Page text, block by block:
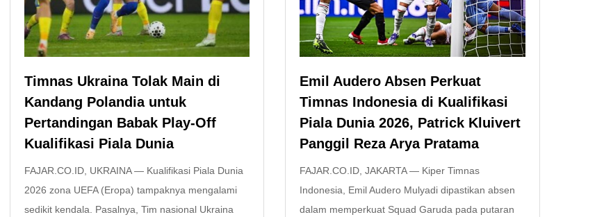
Timnas Ukraina Tolak Main di
Kandang Polandia untuk
Pertandingan Babak Play-Off
Kualifikasi Piala Dunia
FAJAR.CO.ID, UKRAINA — Kualifikasi Piala Dunia
2026 zona UEFA (Eropa) tampaknya mengalami
sedikit kendala. Pasalnya, Tim nasional Ukraina
Emil Audero Absen Perkuat
Timnas Indonesia di Kualifikasi
Piala Dunia 2026, Patrick Kluivert
Panggil Reza Arya Pratama
FAJAR.CO.ID, JAKARTA — Kiper Timnas
Indonesia, Emil Audero Mulyadi dipastikan absen
dalam memperkuat Squad Garuda pada putaran